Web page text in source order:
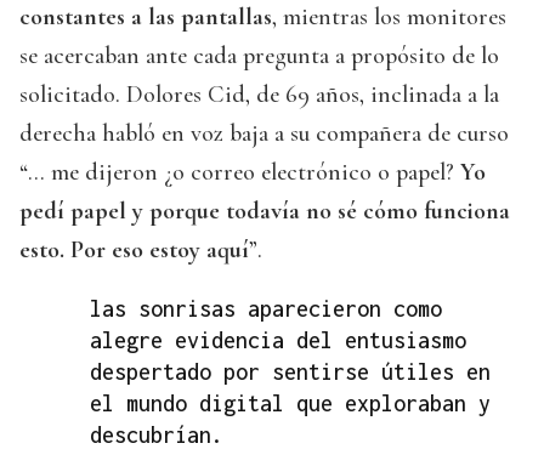
constantes a las pantallas, mientras los monitores
se acercaban ante cada pregunta a propósito de lo
solicitado. Dolores Cid, de 69 años, inclinada a la
derecha habló en voz baja a su compañera de curso
“… me dijeron ¿o correo electrónico o papel? Yo
pedí papel y porque todavía no sé cómo funciona
esto. Por eso estoy aquí”.
las sonrisas aparecieron como
alegre evidencia del entusiasmo
despertado por sentirse útiles en
el mundo digital que exploraban y
descubrían.